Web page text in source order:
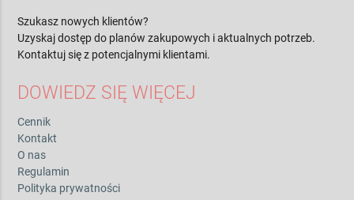
Szukasz nowych klientów?
Uzyskaj dostęp do planów zakupowych i aktualnych potrzeb.
Kontaktuj się z potencjalnymi klientami.
DOWIEDZ SIĘ WIĘCEJ
Cennik
Kontakt
O nas
Regulamin
Polityka prywatności